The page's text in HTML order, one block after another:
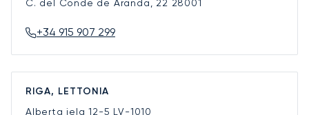
C. del Conde de Aranda, 22 28001
+34 915 907 299
RIGA, LETTONIA
Alberta iela 12-5 LV-1010